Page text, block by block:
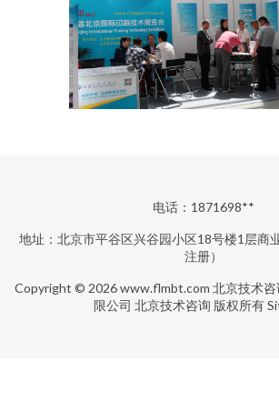
电话：1871698**
地址：北京市平谷区兴谷园小区18号楼1层商
注册）
Copyright © 2026www.flmbt.com 北京技术咨
限公司 北京技术咨询 版权所有